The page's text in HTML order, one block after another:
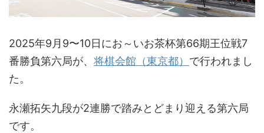
2025年9月9〜10日にお～いお茶杯第66期王位戦7
番勝負第六局が、 将棋会館（東京都） で行われまし
た。
永瀬拓矢九段が2連勝で踏みとどまり迎える第六局
です。